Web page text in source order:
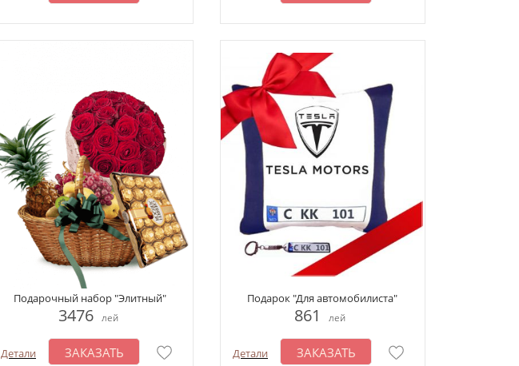
Подарочный набор "Элитный"
3476 лей
Детали ЗАКАЗАТЬ
Подарок "Для автомобилиста"
861 лей
Детали ЗАКАЗАТЬ